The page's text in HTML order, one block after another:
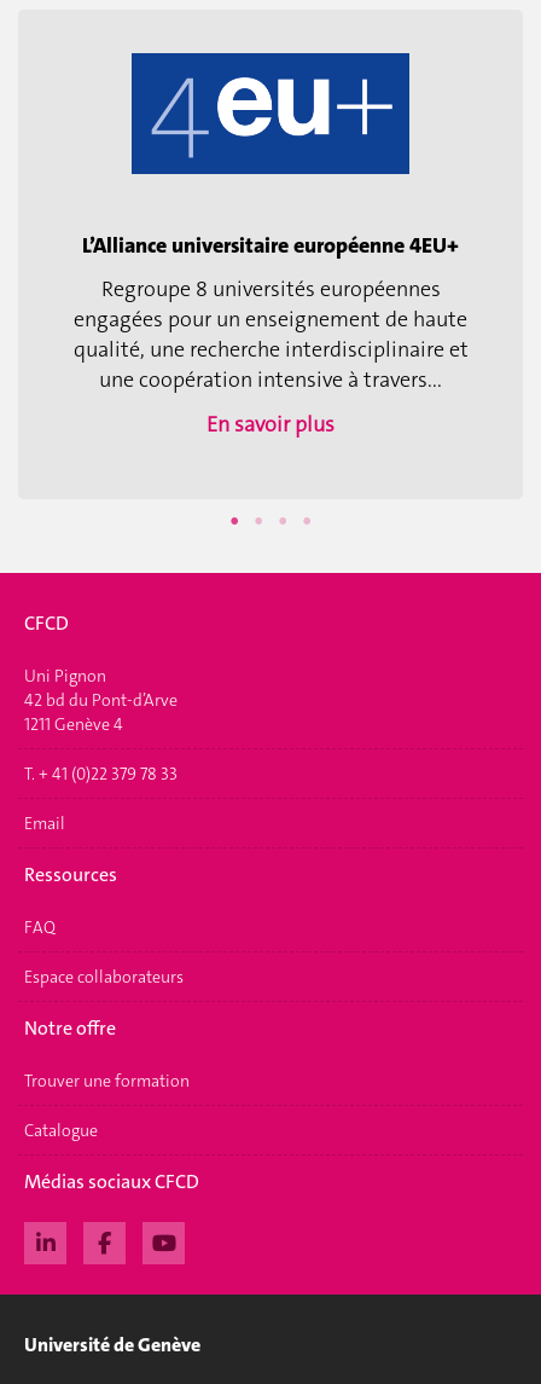
L’Alliance universitaire européenne 4EU+
Regroupe 8 universités européennes
engagées pour un enseignement de haute
qualité, une recherche interdisciplinaire et
une coopération intensive à travers...
En savoir plus
CFCD
Uni Pignon
42 bd du Pont-d’Arve
1211 Genève 4
T. + 41 (0)22 379 78 33
Email
Ressources
FAQ
Espace collaborateurs
Notre offre
Trouver une formation
Catalogue
Médias sociaux CFCD
Université de Genève